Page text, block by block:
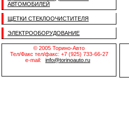
АВТОМОБИЛЕЙ
ЩЕТКИ СТЕКЛООЧИСТИТЕЛЯ
ЭЛЕКТРООБОРУДОВАНИЕ
© 2005 Торино-Авто
Тел/Факс тел/факс: +7 (925) 733-66-27
e-mail:
info@torinoauto.ru